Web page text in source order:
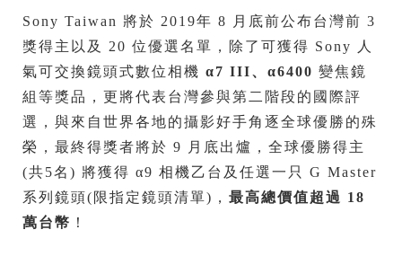
Sony Taiwan 將於 2019年 8 月底前公布台灣前 3
獎得主以及 20 位優選名單，除了可獲得 Sony 人
氣可交換鏡頭式數位相機 α7 III、 α6400 變焦鏡
組等獎品，更將代表台灣參與第二階段的國際評
選，與來自世界各地的攝影好手角逐全球優勝的殊
榮，最終得獎者將於 9 月底出爐，全球優勝得主
(共5名) 將獲得 α9 相機乙台及任選一只 G Master
系列鏡頭(限指定鏡頭清單)， 最高總價值超過 18
萬台幣 ！